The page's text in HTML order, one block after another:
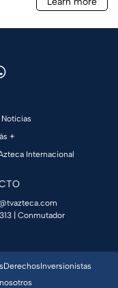
Noticias
+
Internacional
| Conmutador
DerechosInversionistas